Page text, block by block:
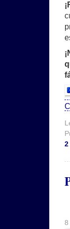
8